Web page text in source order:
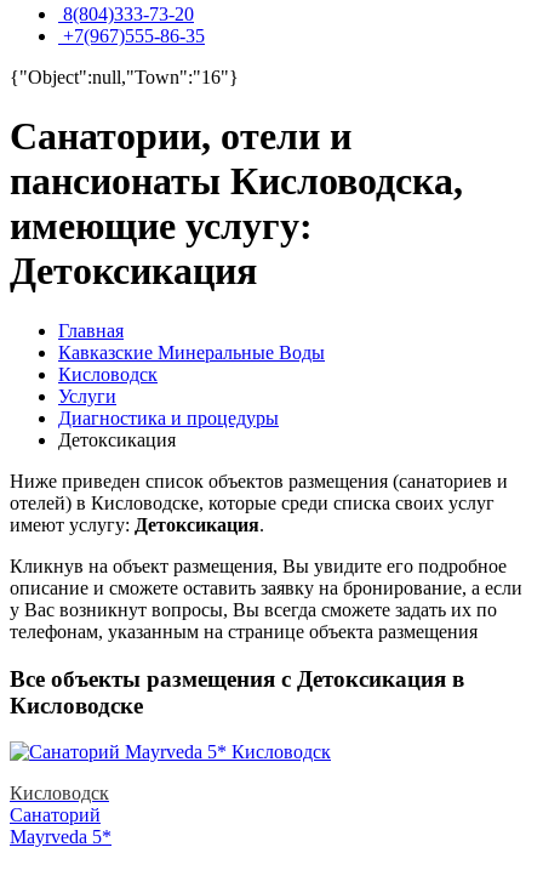
8(804)333-73-20
+7(967)555-86-35
{"Object":null,"Town":"16"}
Санатории, отели и
пансионаты Кисловодска,
имеющие услугу:
Детоксикация
Главная
Кавказские Минеральные Воды
Кисловодск
Услуги
Диагностика и процедуры
Детоксикация
Ниже приведен список объектов размещения (санаториев и
отелей) в Кисловодске, которые среди списка своих услуг
имеют услугу: Детоксикация.
Кликнув на объект размещения, Вы увидите его подробное
описание и сможете оставить заявку на бронирование, а если
у Вас возникнут вопросы, Вы всегда сможете задать их по
телефонам, указанным на странице объекта размещения
Все объекты размещения с Детоксикация в
Кисловодске
Кисловодск
Санаторий
Mayrveda 5*